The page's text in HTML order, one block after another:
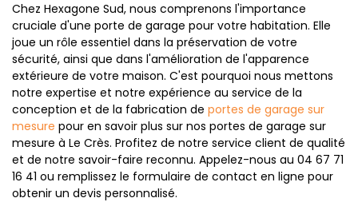
Chez Hexagone Sud, nous comprenons l'importance
cruciale d'une porte de garage pour votre habitation. Elle
joue un rôle essentiel dans la préservation de votre
sécurité, ainsi que dans l'amélioration de l'apparence
extérieure de votre maison. C'est pourquoi nous mettons
notre expertise et notre expérience au service de la
conception et de la fabrication de portes de garage sur
mesure pour en savoir plus sur nos portes de garage sur
mesure à Le Crès. Profitez de notre service client de qualité
et de notre savoir-faire reconnu. Appelez-nous au 04 67 71
16 41 ou remplissez le formulaire de contact en ligne pour
obtenir un devis personnalisé.